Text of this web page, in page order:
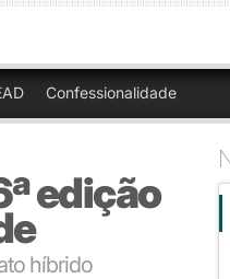
Confessionalidade
edição
híbrido